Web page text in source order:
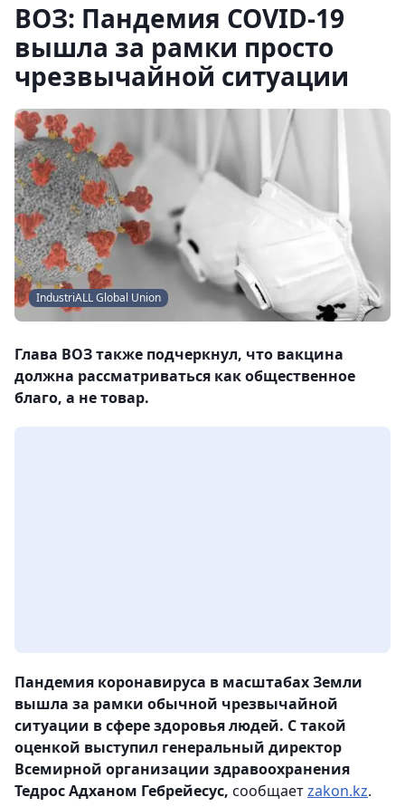
ВОЗ: Пандемия COVID-19
вышла за рамки просто
чрезвычайной ситуации
IndustriALL Global Union
Глава ВОЗ также подчеркнул, что вакцина
должна рассматриваться как общественное
благо, а не товар.
Пандемия коронавируса в масштабах Земли
вышла за рамки обычной чрезвычайной
ситуации в сфере здоровья людей. С такой
оценкой выступил генеральный директор
Всемирной организации здравоохранения
Тедрос Адханом Гебрейесус, сообщаетzakon.kz.